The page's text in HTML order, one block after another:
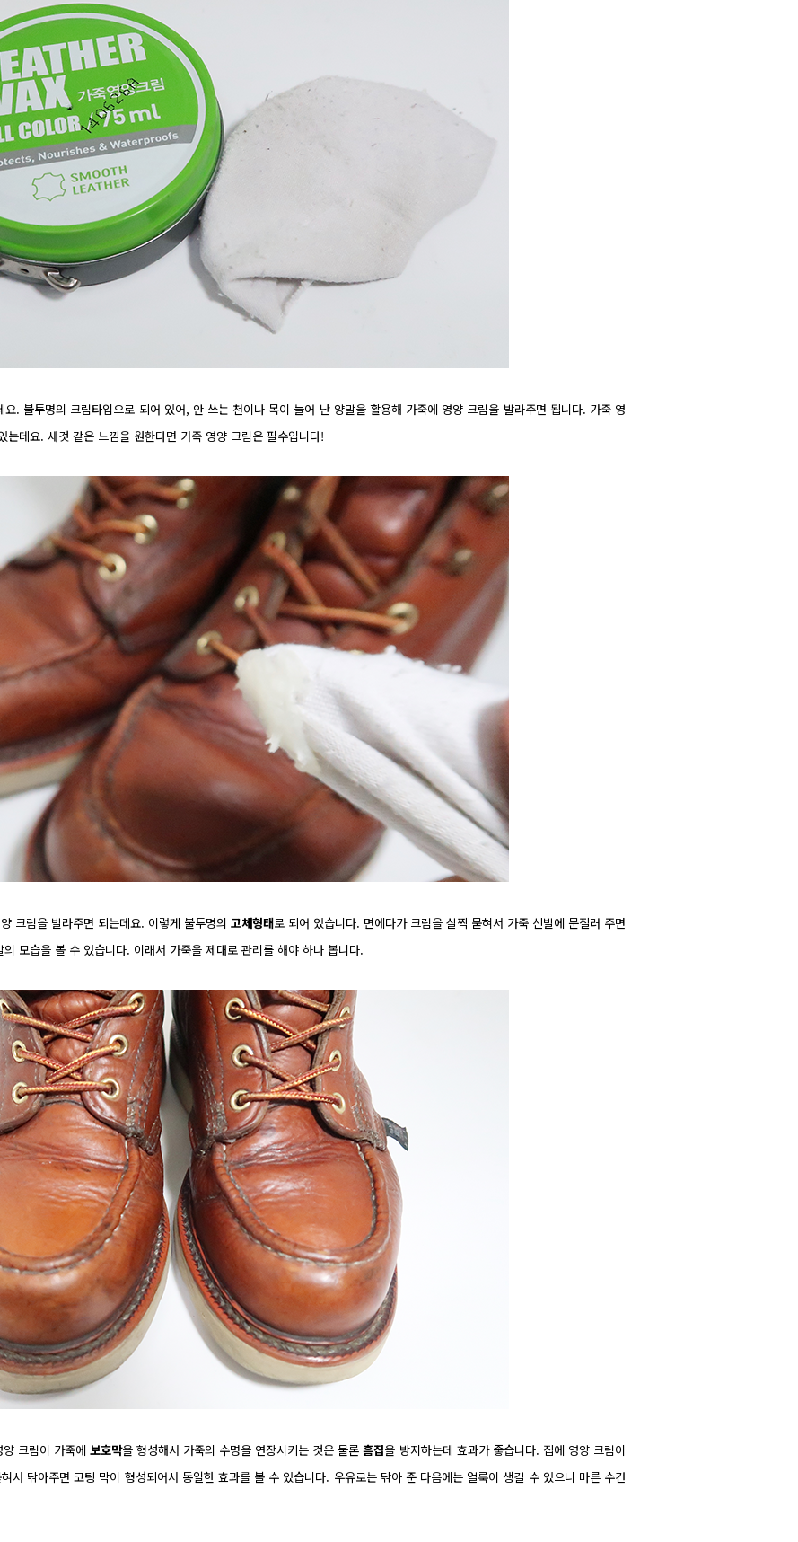
요. 불투명의 크림타입으로 되어 있어, 안 쓰는 천이나 목이 늘어 난 양말을 활용해 가죽에 영양 크림을 발라주면 됩니다. 가죽 영
데요. 새것 같은 느낌을 원한다면 가죽 영양 크림은 필수입니다!
크림을 발라주면 되는데요. 이렇게 불투명의 고체형태로 되어 있습니다. 면에다가 크림을 살짝 묻혀서 가죽 신발에 문질러 주면
모습을 볼 수 있습니다. 이래서 가죽을 제대로 관리를 해야 하나 봅니다.
크림이 가죽에 보호막을 형성해서 가죽의 수명을 연장시키는 것은 물론흠집을 방지하는데 효과가 좋습니다. 집에 영양 크림이
서 닦아주면 코팅 막이 형성되어서 동일한 효과를 볼 수 있습니다. 우유로는 닦아 준 다음에는 얼룩이 생길 수 있으니 마른 수건